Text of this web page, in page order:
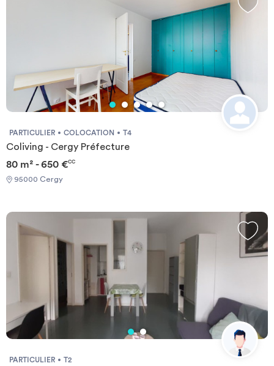
PARTICULIER COLOCATION T4
Coliving - Cergy Préfecture
80 m² - 650 €CC
95000 Cergy
PARTICULIER T2